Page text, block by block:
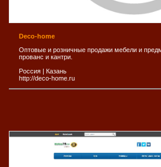
Deco-home
Оптовые и розничные продажи мебели и
прованс и кантри.
Россия | Казань
http://deco-home.ru